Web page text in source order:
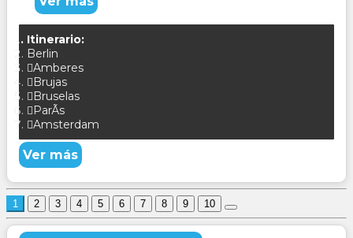
Itinerario:
Berlin
Amberes
Brujas
Bruselas
ParÃ­s
Amsterdam
Ver más
1 2 3 4 5 6 7 8 9 10